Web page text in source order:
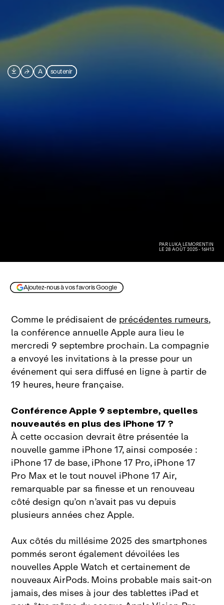
PAR LUKA LEMORENTIN
LE 28 AOÛT 2025 - 16H13
 ⮫ A soutenir
Ajoutez-nous à vos favoris Google
Comme le prédisaient de précédentes rumeurs,
la conférence annuelle Apple aura lieu le
mercredi 9 septembre prochain. La compagnie
a envoyé les invitations à la presse pour un
événement qui sera diffusé en ligne à partir de
19 heures, heure française.
Conférence Apple 9 septembre, quelles
nouveautés en plus des iPhone 17 ?
À cette occasion devrait être présentée la
nouvelle gamme iPhone 17, ainsi composée :
iPhone 17 de base, iPhone 17 Pro, iPhone 17
Pro Max et le tout nouvel iPhone 17 Air,
remarquable par sa finesse et un renouveau
côté design qu’on n’avait pas vu depuis
plusieurs années chez Apple.
Aux côtés du millésime 2025 des smartphones
pommés seront également dévoilées les
nouvelles Apple Watch et certainement de
nouveaux AirPods. Moins probable mais sait‑on
jamais, des mises à jour des tablettes iPad et